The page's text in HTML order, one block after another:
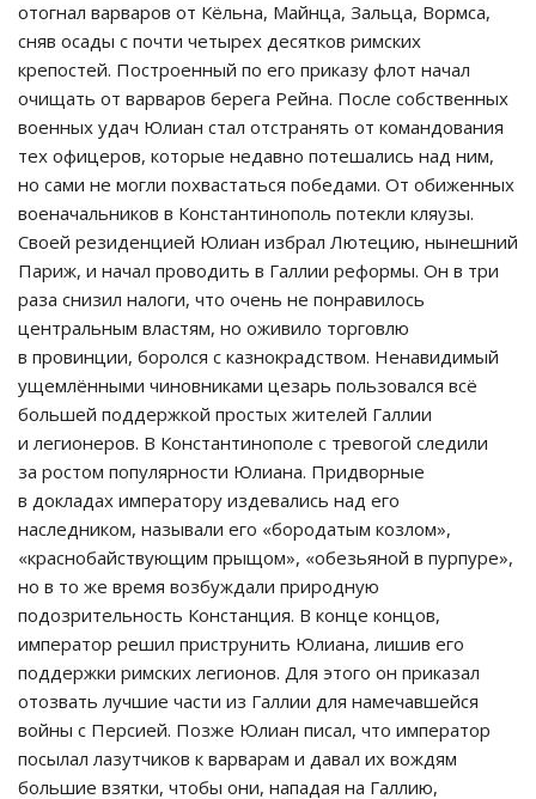
отогнал варваров от Кёльна, Майнца, Зальца, Вормса,
сняв осады с почти четырех десятков римских
крепостей. Построенный по его приказу флот начал
очищать от варваров берега Рейна. После собственных
военных удач Юлиан стал отстранять от командования
тех офицеров, которые недавно потешались над ним,
но сами не могли похвастаться победами. От обиженных
военачальников в Константинополь потекли кляузы.
Своей резиденцией Юлиан избрал Лютецию, нынешний
Париж, и начал проводить в Галлии реформы. Он в три
раза снизил налоги, что очень не понравилось
центральным властям, но оживило торговлю
в провинции, боролся с казнокрадством. Ненавидимый
ущемлёнными чиновниками цезарь пользовался всё
большей поддержкой простых жителей Галлии
и легионеров. В Константинополе с тревогой следили
за ростом популярности Юлиана. Придворные
в докладах императору издевались над его
наследником, называли его «бородатым козлом»,
«краснобайствующим прыщом», «обезьяной в пурпуре»,
но в то же время возбуждали природную
подозрительность Констанция. В конце концов,
император решил приструнить Юлиана, лишив его
поддержки римских легионов. Для этого он приказал
отозвать лучшие части из Галлии для намечавшейся
войны с Персией. Позже Юлиан писал, что император
посылал лазутчиков к варварам и давал их вождям
большие взятки, чтобы они, нападая на Галлию,